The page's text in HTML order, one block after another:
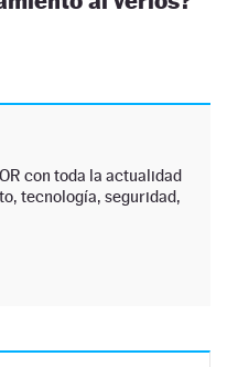
con toda la actualidad
tecnología, seguridad,